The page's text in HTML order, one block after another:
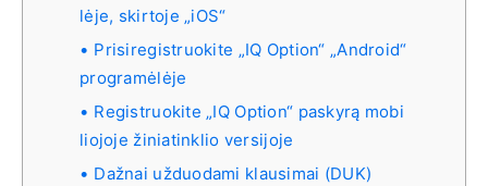
lėje, skirtoje „iOS“
Prisiregistruokite „IQ Option“ „Android“
programėlėje
Registruokite „IQ Option“ paskyrą mobi
liojoje žiniatinklio versijoje
Dažnai užduodami klausimai (DUK)